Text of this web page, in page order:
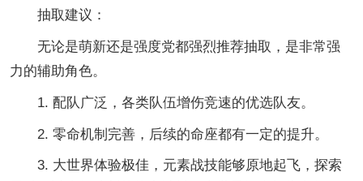
抽取建议：
无论是萌新还是强度党都强烈推荐抽取，是非常强
力的辅助角色。
1. 配队广泛，各类队伍增伤竞速的优选队友。
2. 零命机制完善，后续的命座都有一定的提升。
3. 大世界体验极佳，元素战技能够原地起飞，探索